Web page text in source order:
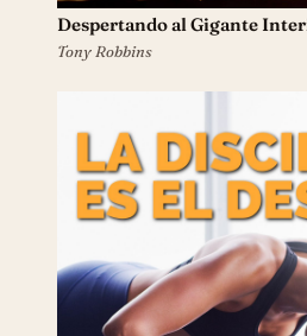
Despertando al Gigante
Tony Robbins